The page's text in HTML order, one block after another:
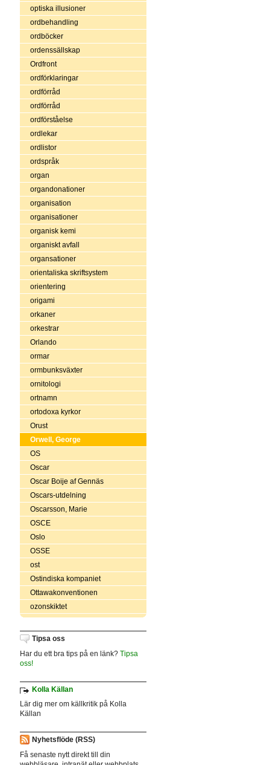
optiska illusioner
ordbehandling
ordböcker
ordenssällskap
Ordfront
ordförklaringar
ordförråd
ordförråd
ordförståelse
ordlekar
ordlistor
ordspråk
organ
organdonationer
organisation
organisationer
organisk kemi
organiskt avfall
organsationer
orientaliska skriftsystem
orientering
origami
orkaner
orkestrar
Orlando
ormar
ormbunksväxter
ornitologi
ortnamn
ortodoxa kyrkor
Orust
Orwell, George
OS
Oscar
Oscar Boije af Gennäs
Oscars-utdelning
Oscarsson, Marie
OSCE
Oslo
OSSE
ost
Ostindiska kompaniet
Ottawakonventionen
ozonskiktet
Tipsa oss
Har du ett bra tips på en länk? Tipsa
oss!
Kolla Källan
Lär dig mer om källkritik på Kolla
Källan
Nyhetsflöde (RSS)
Få senaste nytt direkt till din